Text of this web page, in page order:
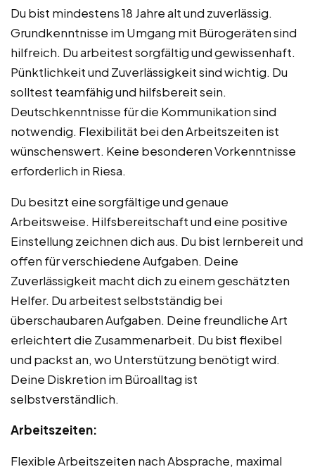
Du bist mindestens 18 Jahre alt und zuverlässig.
Grundkenntnisse im Umgang mit Bürogeräten sind
hilfreich. Du arbeitest sorgfältig und gewissenhaft.
Pünktlichkeit und Zuverlässigkeit sind wichtig. Du
solltest teamfähig und hilfsbereit sein.
Deutschkenntnisse für die Kommunikation sind
notwendig. Flexibilität bei den Arbeitszeiten ist
wünschenswert. Keine besonderen Vorkenntnisse
erforderlich in Riesa.
Du besitzt eine sorgfältige und genaue
Arbeitsweise. Hilfsbereitschaft und eine positive
Einstellung zeichnen dich aus. Du bist lernbereit und
offen für verschiedene Aufgaben. Deine
Zuverlässigkeit macht dich zu einem geschätzten
Helfer. Du arbeitest selbstständig bei
überschaubaren Aufgaben. Deine freundliche Art
erleichtert die Zusammenarbeit. Du bist flexibel
und packst an, wo Unterstützung benötigt wird.
Deine Diskretion im Büroalltag ist
selbstverständlich.
Arbeitszeiten:
Flexible Arbeitszeiten nach Absprache, maximal